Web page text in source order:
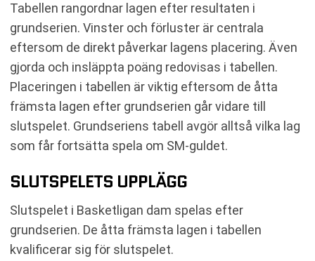
Tabellen rangordnar lagen efter resultaten i
grundserien. Vinster och förluster är centrala
eftersom de direkt påverkar lagens placering. Även
gjorda och insläppta poäng redovisas i tabellen.
Placeringen i tabellen är viktig eftersom de åtta
främsta lagen efter grundserien går vidare till
slutspelet. Grundseriens tabell avgör alltså vilka lag
som får fortsätta spela om SM-guldet.
SLUTSPELETS UPPLÄGG
Slutspelet i Basketligan dam spelas efter
grundserien. De åtta främsta lagen i tabellen
kvalificerar sig för slutspelet.